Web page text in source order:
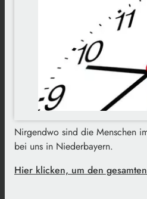
Nirgendwo sind die Menschen
bei uns in Niederbayern.
Hier klicken, um den